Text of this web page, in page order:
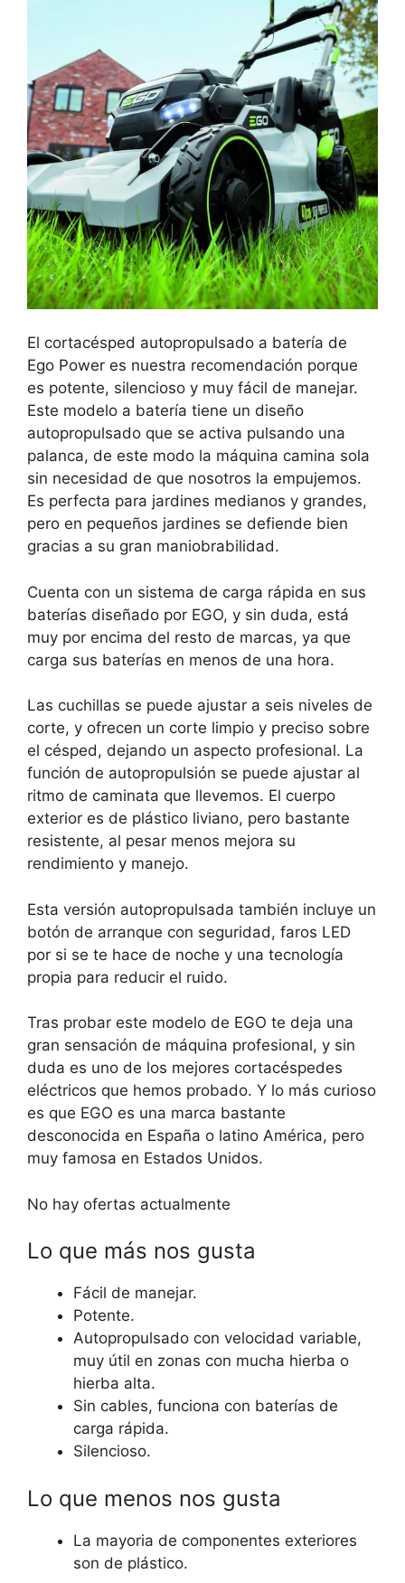
El cortacésped autopropulsado a batería de
Ego Power es nuestra recomendación porque
es potente, silencioso y muy fácil de manejar.
Este modelo a batería tiene un diseño
autopropulsado que se activa pulsando una
palanca, de este modo la máquina camina sola
sin necesidad de que nosotros la empujemos.
Es perfecta para jardines medianos y grandes,
pero en pequeños jardines se defiende bien
gracias a su gran maniobrabilidad.
Cuenta con un sistema de carga rápida en sus
baterías diseñado por EGO, y sin duda, está
muy por encima del resto de marcas, ya que
carga sus baterías en menos de una hora.
Las cuchillas se puede ajustar a seis niveles de
corte, y ofrecen un corte limpio y preciso sobre
el césped, dejando un aspecto profesional. La
función de autopropulsión se puede ajustar al
ritmo de caminata que llevemos. El cuerpo
exterior es de plástico liviano, pero bastante
resistente, al pesar menos mejora su
rendimiento y manejo.
Esta versión autopropulsada también incluye un
botón de arranque con seguridad, faros LED
por si se te hace de noche y una tecnología
propia para reducir el ruido.
Tras probar este modelo de EGO te deja una
gran sensación de máquina profesional, y sin
duda es uno de los mejores cortacéspedes
eléctricos que hemos probado. Y lo más curioso
es que EGO es una marca bastante
desconocida en España o latino América, pero
muy famosa en Estados Unidos.
No hay ofertas actualmente
Lo que más nos gusta
Fácil de manejar.
Potente.
Autopropulsado con velocidad variable,
muy útil en zonas con mucha hierba o
hierba alta.
Sin cables, funciona con baterías de
carga rápida.
Silencioso.
Lo que menos nos gusta
La mayoria de componentes exteriores
son de plástico.